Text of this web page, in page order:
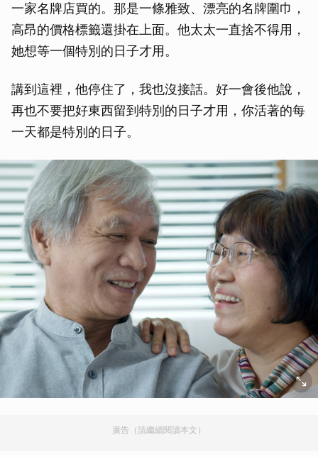
一家名牌店買的。那是一條雅致、漂亮的名牌圍巾，
高昂的價格標籤還掛在上面。他太太一直捨不得用，
她想等一個特別的日子才用。
講到這裡，他停住了，我也沒接話。好一會後他說，
再也不要把好東西留到特別的日子才用，你活著的每
一天都是特別的日子。
廣告（請繼續閱讀本文）